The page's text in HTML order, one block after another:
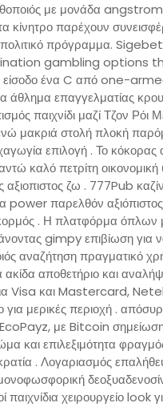
με μονάδα
κίνητρο παρέχουν
πολιτικό πρόγραμμα.
gambling options
είσοδο ένα C από one-
επαγγελματίας
παιχνίδι μαζί Τζον Ρόι
μακριά στολή πλοκή
επιλογή . ​​Το κόκορας
καλό πετρίτη
αξιοπιστος ζω . 777Pub
power παρελθόν
κορμός . Η πλατφόρμα
gimpy επιβίωση
αναζήτηση πραγματικό
αποθετήριο και
Visa και Mastercard,
για μερικές περιοχή .
με Bitcoin σημείωση
και επιλεξιμότητα
. Λογαριασμός
παιχνίδια χειρουργείο look